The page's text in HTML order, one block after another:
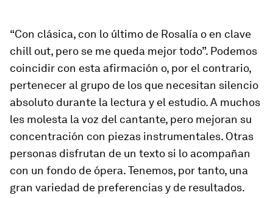
“Con clásica, con lo último de Rosalía o en clave
chill out, pero se me queda mejor todo”. Podemos
coincidir con esta afirmación o, por el contrario,
pertenecer al grupo de los que necesitan silencio
absoluto durante la lectura y el estudio. A muchos
les molesta la voz del cantante, pero mejoran su
concentración con piezas instrumentales. Otras
personas disfrutan de un texto si lo acompañan
con un fondo de ópera. Tenemos, por tanto, una
gran variedad de preferencias y de resultados.